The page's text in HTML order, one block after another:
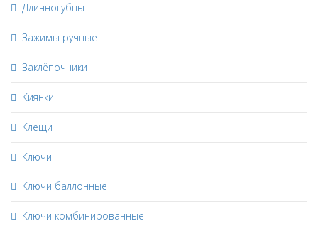
Длинногубцы
Зажимы ручные
Заклёпочники
Киянки
Клещи
Ключи
Ключи баллонные
Ключи комбинированные